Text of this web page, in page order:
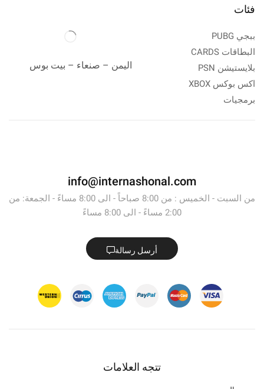
فئات
ببجي PUBG
البطاقات CARDS
بلايستيشن PSN
اكس بوكس XBOX
برمجيات
اليمن – صنعاء – بيت بوس
info@internashonal.com
من السبت - الخميس : من 8:00 صباحاً - الى 8:00 مساءً - الجمعة: من
2:00 مساءً - الى 8:00 مساءً
أرسل رسالة
تتجه العلامات